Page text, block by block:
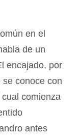
en el
de un
encajado, por
conoce con
cual comienza
antes